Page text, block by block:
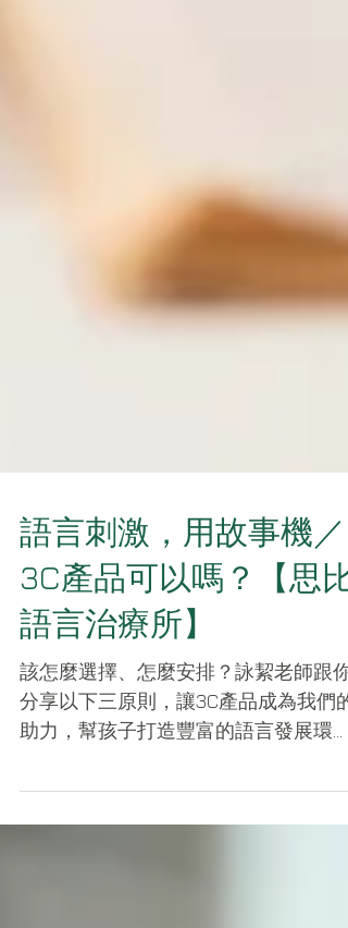
語言刺激，用故事機／
3C產品可以嗎？【思比
語言治療所】
該怎麼選擇、怎麼安排？詠絜老師跟你
分享以下三原則，讓3C產品成為我們的